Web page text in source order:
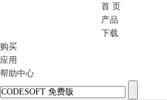
首 页
产品
下载
购买
应用
帮助中心